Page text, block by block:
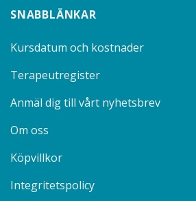
SNABBLÄNKAR
Kursdatum och kostnader
Terapeutregister
Anmäl dig till vårt nyhetsbrev
Om oss
Köpvillkor
Integritetspolicy